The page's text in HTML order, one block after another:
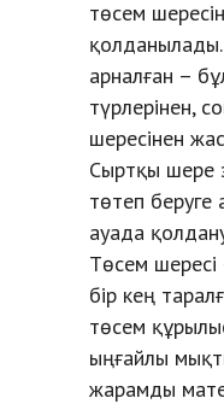
төсем
арналған –
түрлерінен,
шересінен
Сыртқы шере
төтеп
ауада
Төсем шересі
бір кең
төсем
ыңғайлы
жарамды